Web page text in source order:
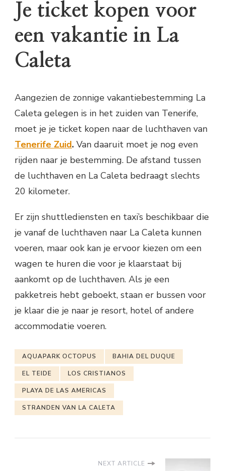
Je ticket kopen voor
een vakantie in La
Caleta
Aangezien de zonnige vakantiebestemming La
Caleta gelegen is in het zuiden van Tenerife,
moet je je ticket kopen naar de luchthaven van
Tenerife Zuid. Van daaruit moet je nog even
rijden naar je bestemming. De afstand tussen
de luchthaven en La Caleta bedraagt slechts
20 kilometer.
Er zijn shuttlediensten en taxi’s beschikbaar die
je vanaf de luchthaven naar La Caleta kunnen
voeren, maar ook kan je ervoor kiezen om een
wagen te huren die voor je klaarstaat bij
aankomt op de luchthaven. Als je een
pakketreis hebt geboekt, staan er bussen voor
je klaar die je naar je resort, hotel of andere
accommodatie voeren.
AQUAPARK OCTOPUS BAHIA DEL DUQUE
EL TEIDE LOS CRISTIANOS
PLAYA DE LAS AMERICAS
STRANDEN VAN LA CALETA
NEXT ARTICLE